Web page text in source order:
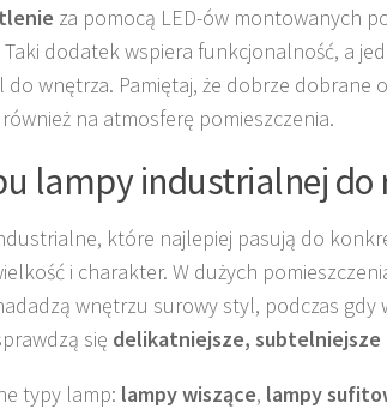
za pomocą LED-ów montowanych
dodatek wspiera funkcjonalność, a
wnętrza. Pamiętaj, że dobrze dobrane
na atmosferę pomieszczenia.
lampy industrialnej do
które najlepiej pasują do
i charakter. W dużych
wnętrzu surowy styl, podczas gdy
się delikatniejsze, subtelniejsze
typy lamp: lampy wiszące, lampy